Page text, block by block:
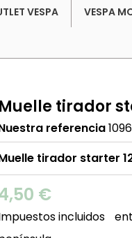
VESPA VESPA
Muelle tirador
referencia
tirador starter
€
incluidos